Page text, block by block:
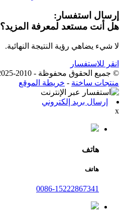
إرسال استفسار:
هل أنت مستعد لمعرفة المزيد؟
لا شيء يضاهي رؤية النتيجة النهائية.
انقر للاستفسار
© جميع الحقوق محفوظة - 2010-2025.
منتجات ساخنة - خريطة الموقع
إرسال بريد إلكتروني
x
هاتف
هاتف
0086-15222867341